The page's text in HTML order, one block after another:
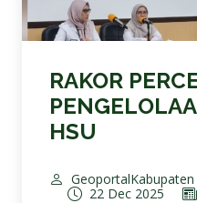
RAKOR
HSU
22 Dec 2025